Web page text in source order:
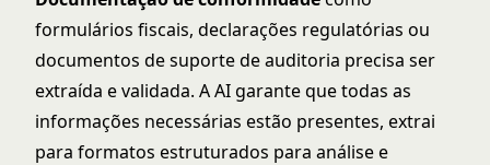
formulários fiscais, declarações regulatórias ou
documentos de suporte de auditoria precisa ser
extraída e validada. A AI garante que todas as
informações necessárias estão presentes, extrai
para formatos estruturados para análise e